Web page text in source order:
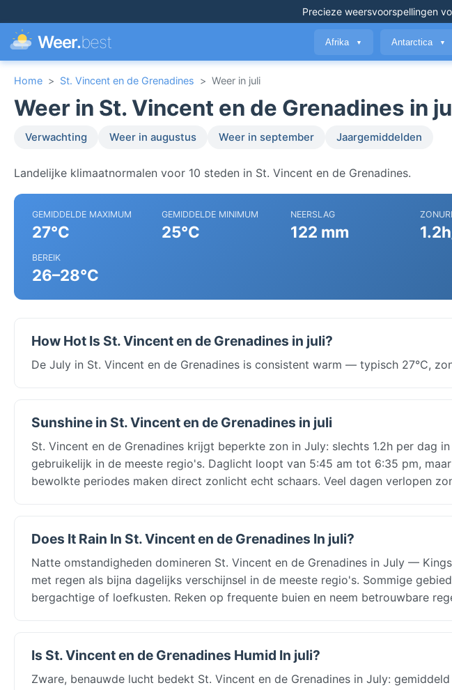
Precieze weersvoorspellingen
Weer.best Afrika ▼ Antarctica ▼
Home > St. Vincent en de Grenadines > Weer in juli
Weer in St. Vincent en de Grenadines in
Verwachting Weer in augustus Weer in september Jaargemiddelden
Landelijke klimaatnormalen voor 10 steden in St. Vincent en de Grenadines.
GEMIDDELDE MAXIMUM
27°C
GEMIDDELDE MINIMUM
25°C
NEERSLAG
122 mm
BEREIK
26–28°C
How Hot Is St. Vincent en de Grenadines in juli?
De July in St. Vincent en de Grenadines is consistent warm — typisch 27°C,
Sunshine in St. Vincent en de Grenadines in juli
St. Vincent en de Grenadines krijgt beperkte zon in July: slechts 1.2h per dag
gebruikelijk in de meeste regio's. Daglicht loopt van 5:45 am tot 6:35 pm,
bewolkte periodes maken direct zonlicht echt schaars. Veel dagen verlopen
Does It Rain In St. Vincent en de Grenadines In juli?
Natte omstandigheden domineren St. Vincent en de Grenadines in July —
met regen als bijna dagelijks verschijnsel in de meeste regio's. Sommige
bergachtige of loefkusten. Reken op frequente buien en neem betrouwbare
Is St. Vincent en de Grenadines Humid In juli?
Zware, benauwde lucht bedekt St. Vincent en de Grenadines in July: